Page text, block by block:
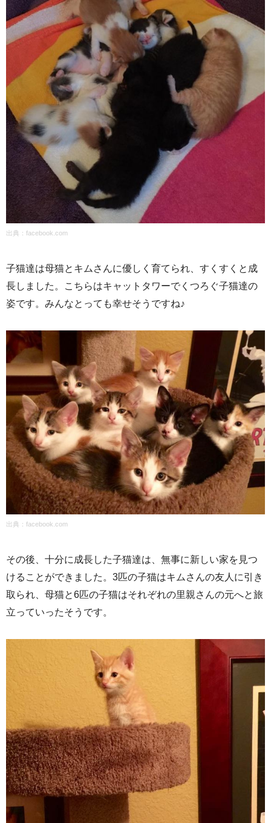
出典： facebook.com
子猫達は母猫とキムさんに優しく育てられ、すくすくと成
長しました。こちらはキャットタワーでくつろぐ子猫達の
姿です。みんなとっても幸せそうですね♪
出典： facebook.com
その後、十分に成長した子猫達は、無事に新しい家を見つ
けることができました。3匹の子猫はキムさんの友人に引き
取られ、母猫と6匹の子猫はそれぞれの里親さんの元へと旅
立っていったそうです。